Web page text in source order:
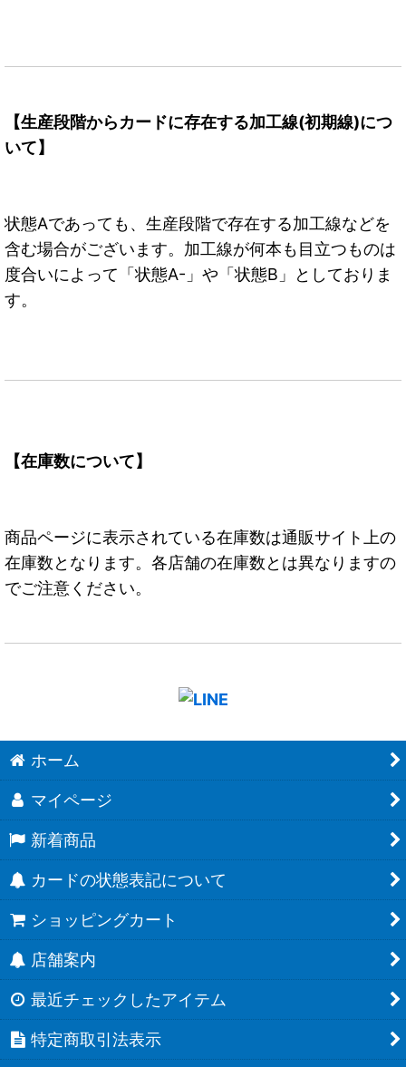
【生産段階からカードに存在する加工線(初期線)につ
いて】
状態Aであっても、生産段階で存在する加工線などを
含む場合がございます。加工線が何本も目立つものは
度合いによって「状態A-」や「状態B」としておりま
す。
【在庫数について】
商品ページに表示されている在庫数は通販サイト上の
在庫数となります。各店舗の在庫数とは異なりますの
でご注意ください。
ホーム
マイページ
新着商品
カードの状態表記について
ショッピングカート
店舗案内
最近チェックしたアイテム
特定商取引法表示